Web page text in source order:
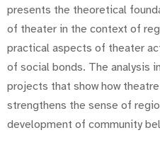
presents the theoretical
of theater in the context of
practical aspects of theater
of social bonds. The analysis
projects that show how
strengthens the sense of
development of community